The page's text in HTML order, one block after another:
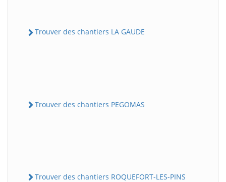
Trouver des chantiers LA GAUDE
Trouver des chantiers PEGOMAS
Trouver des chantiers ROQUEFORT-LES-PINS